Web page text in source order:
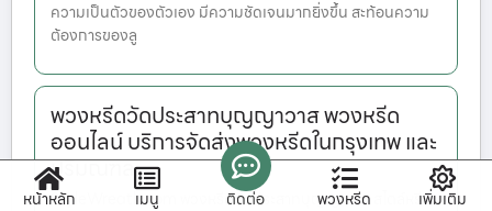
ความเป็นตัวของตัวเอง มีความชัดเจนมากยิ่งขึ้น สะท้อนความ
ต้องการของลู
พวงหรีดวัดประสาทบุญญาวาส พวงหรีด
ออนไลน์ บริการจัดส่งพวงหรีดในกรุงเทพ และ
ปริมณฑล
StyleWreath.com พวงหรีดวัดประสาทบุญญาวาส สไตล์หรีด
หน้าหลัก เมนู ติดต่อ พวงหรีด เพิ่มเติม